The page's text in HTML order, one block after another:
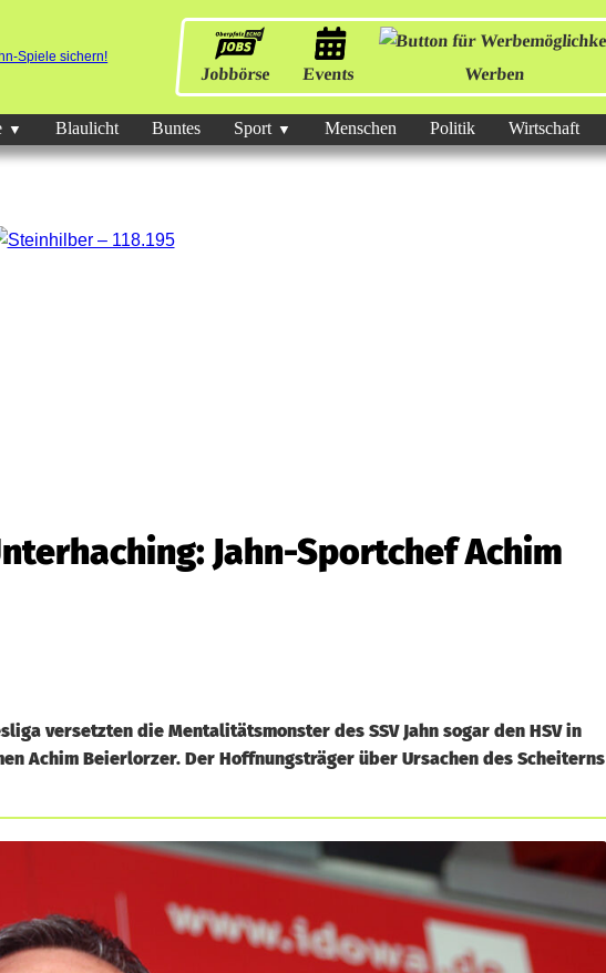
Jobbörse Events Werben
Blaulicht Buntes Sport Menschen Politik Wirtschaft
Jahn-Sportchef Achim
versetzten die Mentalitätsmonster des SSV Jahn sogar den HSV in
Achim Beierlorzer. Der Hoffnungsträger über Ursachen des Scheiterns